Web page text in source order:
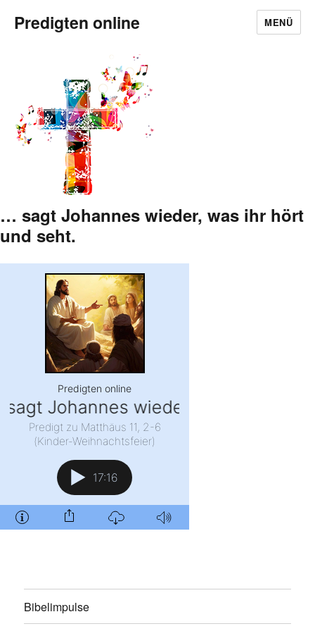
Predigten online MENÜ
… sagt Johannes wieder, was ihr hört
und seht.
Bibelimpulse